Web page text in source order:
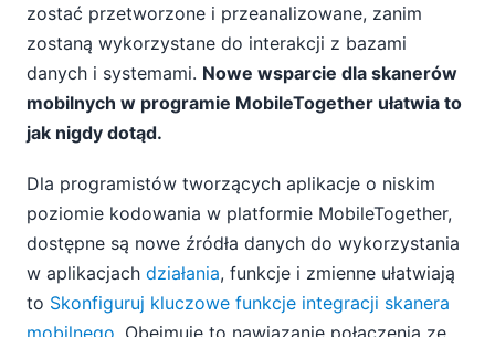
zostać przetworzone i przeanalizowane, zanim
zostaną wykorzystane do interakcji z bazami
danych i systemami. Nowe wsparcie dla skanerów
mobilnych w programie MobileTogether ułatwia to
jak nigdy dotąd.
Dla programistów tworzących aplikacje o niskim
poziomie kodowania w platformie MobileTogether,
dostępne są nowe źródła danych do wykorzystania
w aplikacjach działania, funkcje i zmienne ułatwiają
to Skonfiguruj kluczowe funkcje integracji skanera
mobilnego. Obejmuje to nawiązanie połączenia ze